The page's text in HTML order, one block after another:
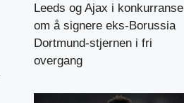
Leeds og Ajax i konkurranse
om å signere eks-Borussia
Dortmund-stjernen i fri
overgang